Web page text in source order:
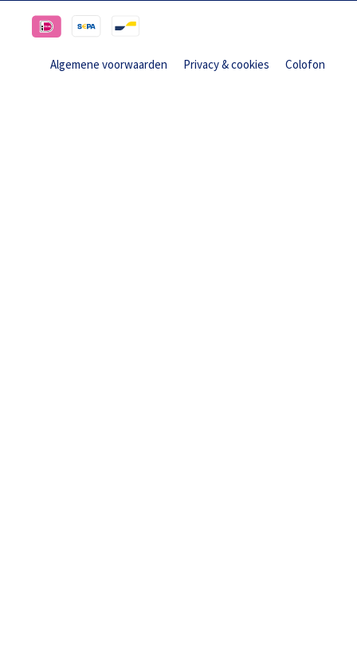
Algemene voorwaarden Privacy & cookies Colofon